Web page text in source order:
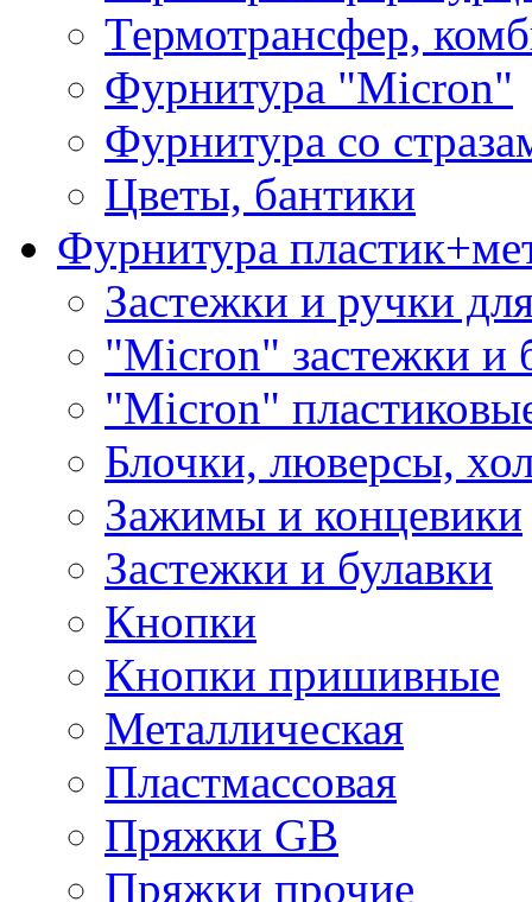
Термотрансфер,
Фурнитура "Micron"
Фурнитура со
Цветы, бантики
Фурнитура
Застежки и ручки
"Micron" застежки и
"Micron"
Блочки, люверсы,
Зажимы и концевики
Застежки и булавки
Кнопки
Кнопки пришивные
Металлическая
Пластмассовая
Пряжки GB
Пряжки прочие